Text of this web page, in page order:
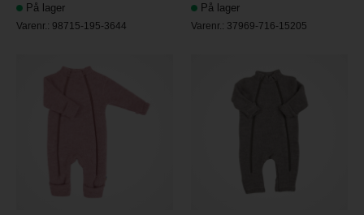
På lager
Varenr.: 98715-195-3644
På lager
Varenr.: 37969-716-15205